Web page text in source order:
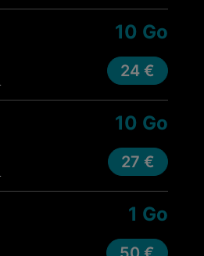
10 Go
24 €
10 Go
27 €
1 Go